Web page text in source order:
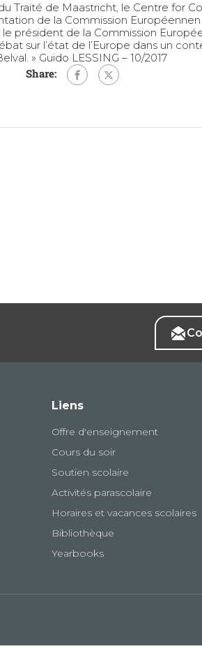
Traité de Maastricht, le Centre for
de la Commission
président de la Commission
sur l’état de l’Europe dans un
» Guido LESSING – 10/2017
Share:
Liens
Offre d'enseignement
Cours du soir
Soutien scolaire
Activités parascolaire
Horaires et vacances scolaires
Bibliothèque
Yearbooks